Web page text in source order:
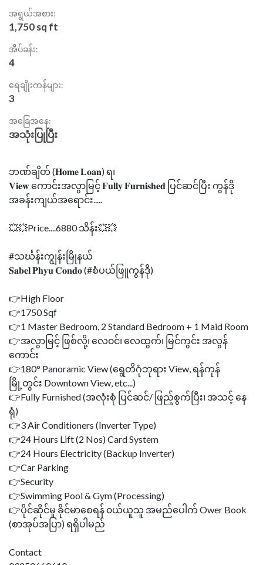
အရွယ်အစား:
1,750 sq ft
အိပ်ခန်း:
4
ရေချိုးကန်များ:
3
အခြေအနေ:
အသုံးပြုပြီး
ဘဏ်ချိတ် (𝐇𝐨𝐦𝐞 𝐋𝐨𝐚𝐧) ရ၊
𝐕𝐢𝐞𝐰 ကောင်းအလွာမြင့် 𝐅𝐮𝐥𝐥𝐲 𝐅𝐮𝐫𝐧𝐢𝐬𝐡𝐞𝐝 ပြင်ဆင်ပြီး ကွန်ဒို
အခန်းကျယ်အရောင်း.....
💥💥Price....6880 သိန်း💥💥
#သင်္ဃန်းကျွန်းမြိုနယ်
𝐒𝐚𝐛𝐞𝐥 𝐏𝐡𝐲𝐮 𝐂𝐨𝐧𝐝𝐨 (#စံပယ်ဖြူကွန်ဒို)
👉High Floor
👉1750 Sqf
👉1 Master Bedroom, 2 Standard Bedroom + 1 Maid Room
👉အလွာမြင့် ဖြစ်လို့၊ လေ၀င်၊ လေထွက်၊ မြင်ကွင်း အလွန်
ကောင်း
👉180° Panoramic View (ရွေတိဂုံဘုရား View, ရန်ကုန်
မြို့တွင်း Downtown View, etc...)
👉Fully Furnished (အလုံးစုံ ပြင်ဆင်/ ဖြည့်စွက်ပြီး၊ အသင့် နေ
ရုံ)
👉3 Air Conditioners (Inverter Type)
👉24 Hours Lift (2 Nos) Card System
👉24 Hours Electricity (Backup Inverter)
👉Car Parking
👉Security
👉Swimming Pool & Gym (Processing)
👉ပိုင်ဆိုင်မှု ခိုင်မာစေရန် ၀ယ်ယူသူ အမည်ပေါက် Ower Book
(စာအုပ်အပြာ) ရရှိပါမည်
Contact